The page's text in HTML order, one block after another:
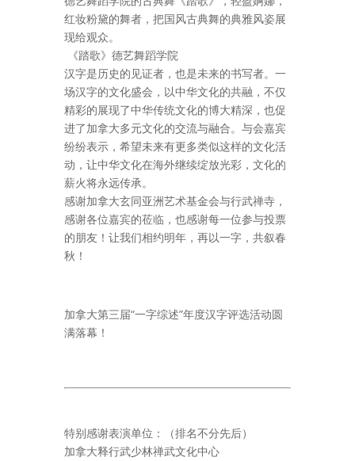
红妆粉黛的舞者，把国风古典舞的典雅风姿展
现给观众。
《踏歌》德艺舞蹈学院
汉字是历史的见证者，也是未来的书写者。一
场汉字的文化盛会，以中华文化的共融，不仅
精彩的展现了中华传统文化的博大精深，也促
进了加拿大多元文化的交流与融合。与会嘉宾
纷纷表示，希望未来有更多类似这样的文化活
动，让中华文化在海外继续绽放光彩，文化的
薪火将永远传承。
感谢加拿大玄同亚洲艺术基金会与行武禅寺，
感谢各位嘉宾的莅临，也感谢每一位参与投票
的朋友！让我们相约明年，再以一字，共叙春
秋！
加拿大第三届“一字综述”年度汉字评选活动圆
满落幕！
特别感谢表演单位：（排名不分先后）
加拿大释行武少林禅武文化中心